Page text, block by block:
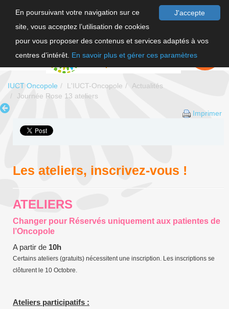
J'accepte
En poursuivant votre navigation sur ce
site, vous acceptez l’utilisation de cookies
pour vous proposer des contenus et services adaptés à vos
centres d’intérêt. En savoir plus et gérer ces paramètres
FAIRE UN
DON
IUCT Oncopole L'IUCT-Oncopole
Actualités
Journée Rose 13 ateliers
Imprimer
Les ateliers, inscrivez-vous !
ATELIERS
Changer pour Réservés uniquement aux patientes de
l’Oncopole
A partir de 10h
Certains ateliers (gratuits) nécessitent une inscription. Les inscriptions se
clôturent le 10 Octobre.
Ateliers participatifs :